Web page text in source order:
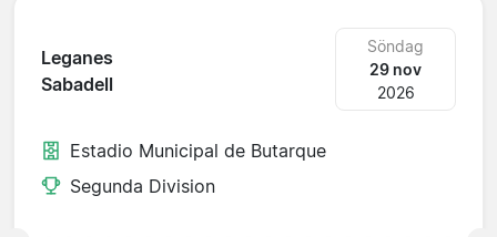
Leganes
Sabadell
Söndag
29 nov
2026
Estadio Municipal de Butarque
Segunda Division